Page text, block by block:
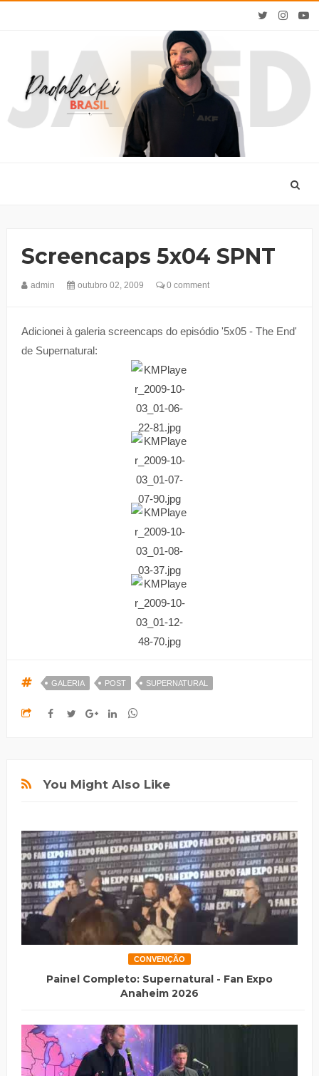
Screencaps 5x04 SPNT
admin outubro 02, 2009 0 comment
Adicionei à galeria screencaps do episódio '5x05 - The End'
de Supernatural:
GALERIA POST SUPERNATURAL
You Might Also Like
CONVENÇÃO
Painel Completo: Supernatural - Fan Expo
Anaheim 2026